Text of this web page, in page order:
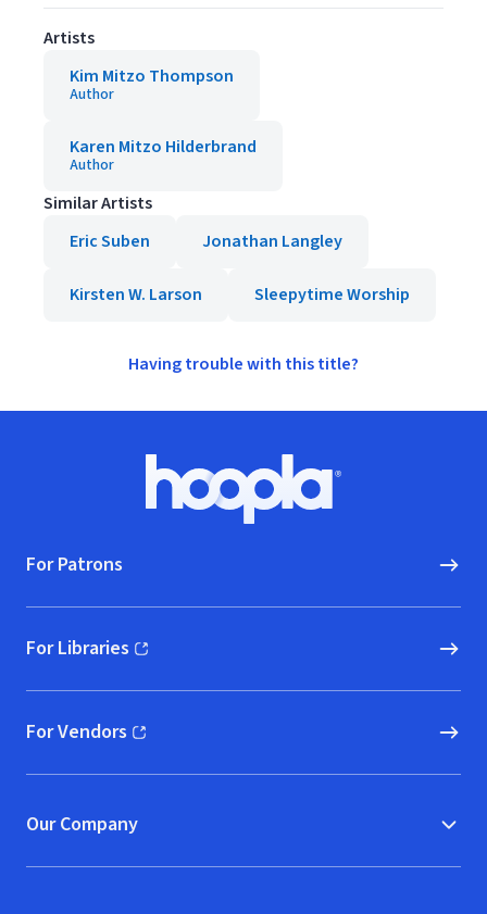
Artists
Kim Mitzo Thompson
Author
Karen Mitzo Hilderbrand
Author
Similar Artists
Eric Suben
Jonathan Langley
Kirsten W. Larson Sleepytime Worship
Having trouble with this title?
Hoopla logo, Go to homepage
For Patrons
For Libraries
(opens in new window)
For Vendors
(opens in new window)
Our Company